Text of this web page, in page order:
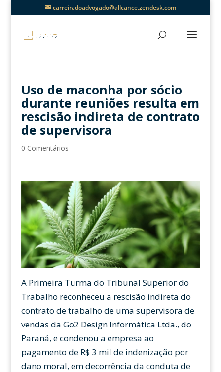
carreiradoadvogado@allcance.zendesk.com
Uso de maconha por sócio
durante reuniões resulta em
rescisão indireta de contrato
de supervisora
0 Comentários
A Primeira Turma do Tribunal Superior do
Trabalho reconheceu a rescisão indireta do
contrato de trabalho de uma supervisora de
vendas da Go2 Design Informática Ltda., do
Paraná, e condenou a empresa ao
pagamento de R$ 3 mil de indenização por
dano moral, em decorrência da conduta de